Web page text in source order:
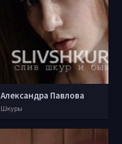
Александра Павлова
Шкуры